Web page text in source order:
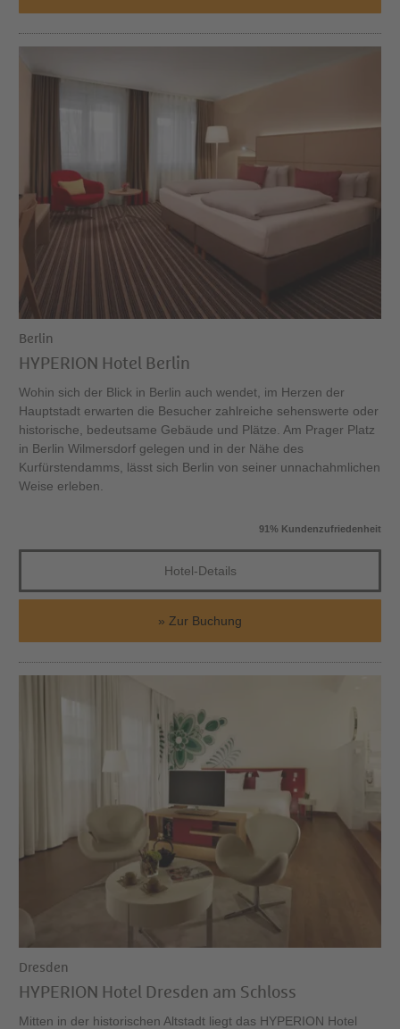
Berlin
HYPERION Hotel Berlin
Wohin sich der Blick in Berlin auch wendet, im Herzen der
Hauptstadt erwarten die Besucher zahlreiche sehenswerte oder
historische, bedeutsame Gebäude und Plätze. Am Prager Platz
in Berlin Wilmersdorf gelegen und in der Nähe des
Kurfürstendamms, lässt sich Berlin von seiner unnachahmlichen
Weise erleben.
91% Kundenzufriedenheit
Hotel-Details
Zur Buchung
Dresden
HYPERION Hotel Dresden am Schloss
Mitten in der historischen Altstadt liegt das HYPERION Hotel